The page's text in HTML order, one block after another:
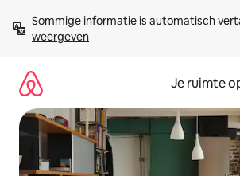
direct
naar
Sommige informatie is automatisch
weergeven
Je ruimte